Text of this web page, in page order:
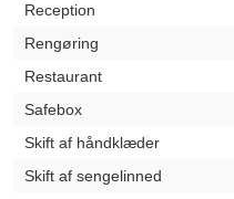
Reception
Rengøring
Restaurant
Safebox
Skift af håndklæder
Skift af sengelinned